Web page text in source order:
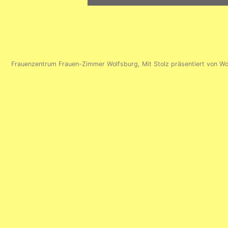
Navigation
Frauenzentrum Frauen-Zimmer Wolfsburg Mit Stolz präsentiert von